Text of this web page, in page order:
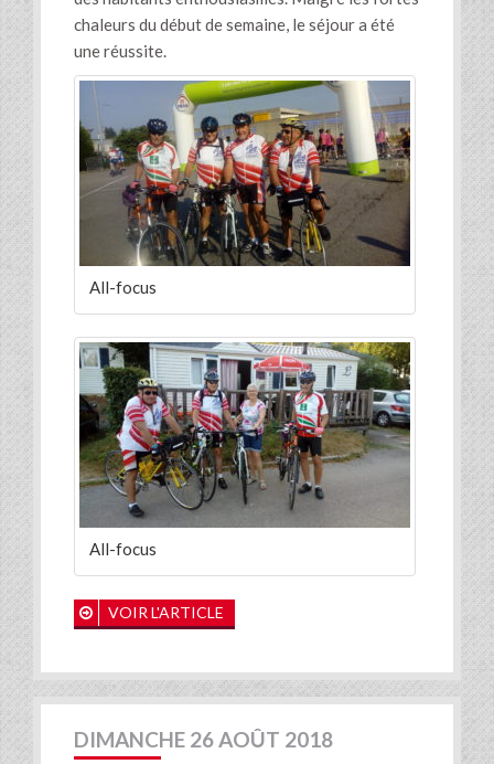
chaleurs du début de semaine, le séjour a été
une réussite.
All-focus
All-focus
VOIR L'ARTICLE
DIMANCHE 26 AOÛT 2018